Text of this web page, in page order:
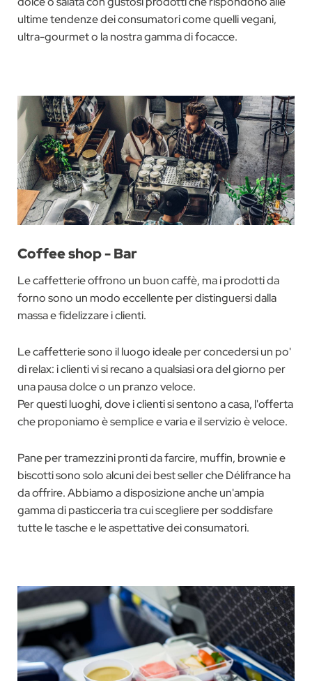
ultime tendenze dei consumatori come quelli vegani,
ultra-gourmet o la nostra gamma di focacce.
Coffee shop - Bar
Le caffetterie offrono un buon caffè, ma i prodotti da
forno sono un modo eccellente per distinguersi dalla
massa e fidelizzare i clienti.
Le caffetterie sono il luogo ideale per concedersi un po'
di relax: i clienti vi si recano a qualsiasi ora del giorno per
una pausa dolce o un pranzo veloce.
Per questi luoghi, dove i clienti si sentono a casa, l'offerta
che proponiamo è semplice e varia e il servizio è veloce.
Pane per tramezzini pronti da farcire, muffin, brownie e
biscotti sono solo alcuni dei best seller che Délifrance ha
da offrire. Abbiamo a disposizione anche un'ampia
gamma di pasticceria tra cui scegliere per soddisfare
tutte le tasche e le aspettative dei consumatori.